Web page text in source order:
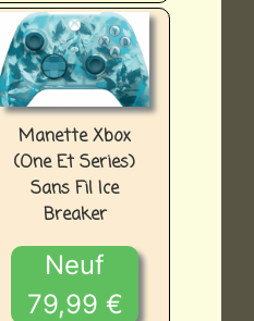
Manette Xbox
(One Et Series)
Sans Fil Ice
Breaker
Neuf
79,99 €